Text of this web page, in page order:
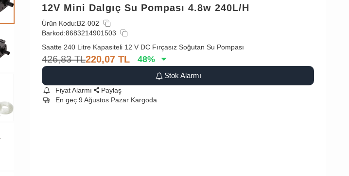
12V Mini Dalgıç Su Pompası 4.8w 240L/H
Ürün Kodu:B2-002
Barkod:8683214901503
Saatte 240 Litre Kapasiteli 12 V DC Fırçasız Soğutan Su Pompası
426,83 TL220,07 TL 48%
Stok Alarmı
Fiyat Alarmı
Paylaş
En geç 9 Ağustos Pazar Kargoda